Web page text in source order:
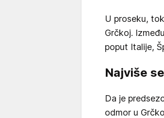
U proseku,
Grčkoj.
poput Italije,
Najviše
Da je
odmor u